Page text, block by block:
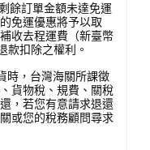
餘訂單金額未達免運
免運優惠將予以取
收去程運費（新臺幣
款扣除之權利。
時，台灣海關所課徵
貨物稅、規費、關稅
，若您有意請求退還
或您的稅務顧問尋求